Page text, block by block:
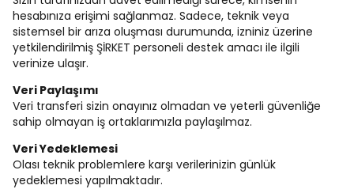
hesabınıza erişimi sağlanmaz. Sadece, teknik veya
sistemsel bir arıza oluşması durumunda, izniniz üzerine
yetkilendirilmiş ŞİRKET personeli destek amacı ile ilgili
verinize ulaşır.
Veri Paylaşımı
Veri transferi sizin onayınız olmadan ve yeterli güvenliğe
sahip olmayan iş ortaklarımızla paylaşılmaz.
Veri Yedeklemesi
Olası teknik problemlere karşı verilerinizin günlük
yedeklemesi yapılmaktadır.